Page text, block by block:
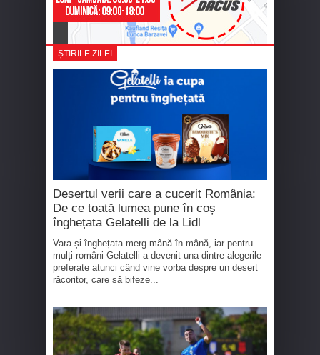
ȘTIRILE ZILEI
Desertul verii care a cucerit România:
De ce toată lumea pune în coș
înghețata Gelatelli de la Lidl
Vara și înghețata merg mână în mână, iar pentru
mulți români Gelatelli a devenit una dintre alegerile
preferate atunci când vine vorba despre un desert
răcoritor, care să bifeze...